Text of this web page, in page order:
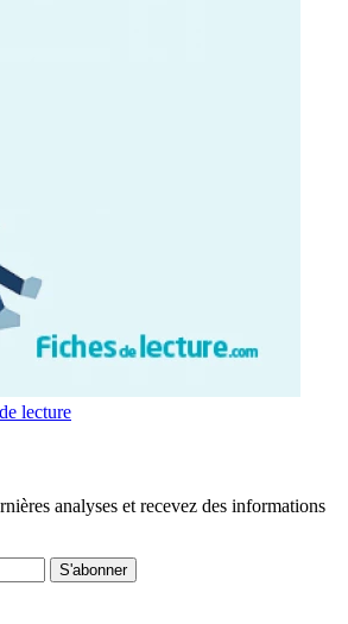
lecture
analyses et recevez des informations
S'abonner